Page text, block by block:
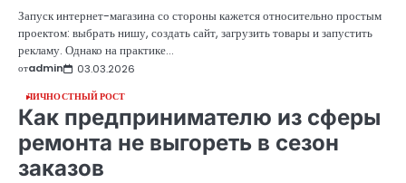
Запуск интернет-магазина со стороны кажется относительно простым
проектом: выбрать нишу, создать сайт, загрузить товары и запустить
рекламу. Однако на практике…
отadmin 03.03.2026
ЛИЧНОСТНЫЙ РОСТ
Как предпринимателю из сферы
ремонта не выгореть в сезон
заказов